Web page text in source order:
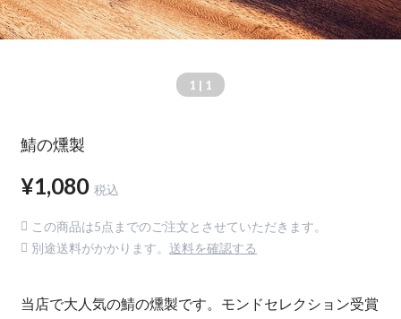
1 | 1
鯖の燻製
¥1,080 税込
この商品は5点までのご注文とさせていただきます。
別途送料がかかります。 送料を確認する
当店で大人気の鯖の燻製です。モンドセレクション受賞